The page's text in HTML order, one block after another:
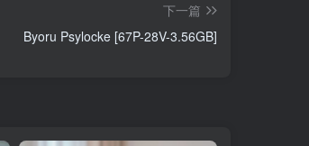
下一篇
Byoru Psylocke [67P-28V-3.56GB]